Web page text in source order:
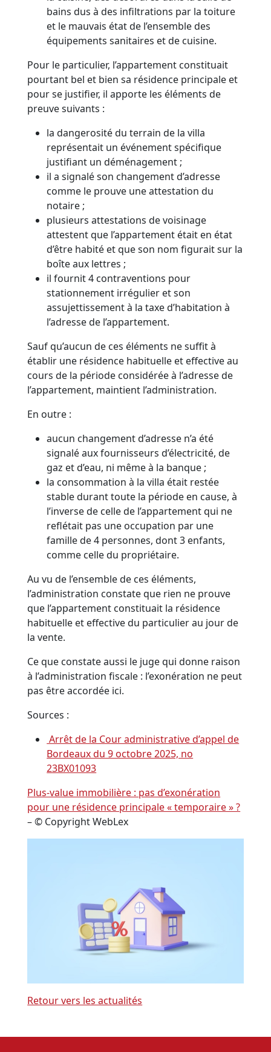
bains dus à des infiltrations par la toiture
et le mauvais état de l’ensemble des
équipements sanitaires et de cuisine.
Pour le particulier, l’appartement constituait
pourtant bel et bien sa résidence principale et
pour se justifier, il apporte les éléments de
preuve suivants :
la dangerosité du terrain de la villa
représentait un événement spécifique
justifiant un déménagement ;
il a signalé son changement d’adresse
comme le prouve une attestation du
notaire ;
plusieurs attestations de voisinage
attestent que l’appartement était en état
d’être habité et que son nom figurait sur la
boîte aux lettres ;
il fournit 4 contraventions pour
stationnement irrégulier et son
assujettissement à la taxe d’habitation à
l’adresse de l’appartement.
Sauf qu’aucun de ces éléments ne suffit à
établir une résidence habituelle et effective au
cours de la période considérée à l’adresse de
l’appartement, maintient l’administration.
En outre :
aucun changement d’adresse n’a été
signalé aux fournisseurs d’électricité, de
gaz et d’eau, ni même à la banque ;
la consommation à la villa était restée
stable durant toute la période en cause, à
l’inverse de celle de l’appartement qui ne
reflétait pas une occupation par une
famille de 4 personnes, dont 3 enfants,
comme celle du propriétaire.
Au vu de l’ensemble de ces éléments,
l’administration constate que rien ne prouve
que l’appartement constituait la résidence
habituelle et effective du particulier au jour de
la vente.
Ce que constate aussi le juge qui donne raison
à l’administration fiscale : l’exonération ne peut
pas être accordée ici.
Sources :
Arrêt de la Cour administrative d’appel de
Bordeaux du 9 octobre 2025, no
23BX01093
Plus-value immobilière : pas d’exonération
pour une résidence principale « temporaire » ?
– © Copyright WebLex
Retour vers les actualités